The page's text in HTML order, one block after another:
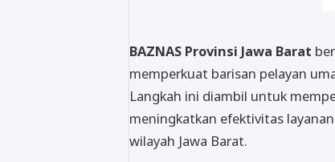
BAZNAS Provinsi Jawa Barat
memperkuat barisan pelayan
Langkah ini diambil untuk
meningkatkan efektivitas
wilayah Jawa Barat.